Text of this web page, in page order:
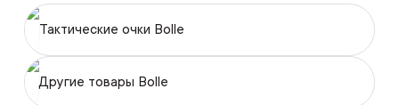
Тактические очки Bolle
Другие товары Bolle